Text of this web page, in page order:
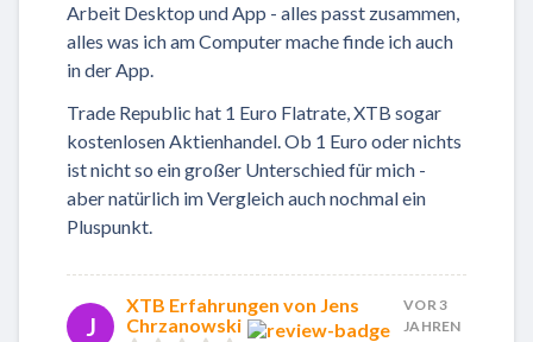
Arbeit Desktop und App - alles passt zusammen,
alles was ich am Computer mache finde ich auch
in der App.
Trade Republic hat 1 Euro Flatrate, XTB sogar
kostenlosen Aktienhandel. Ob 1 Euro oder nichts
ist nicht so ein großer Unterschied für mich -
aber natürlich im Vergleich auch nochmal ein
Pluspunkt.
J
XTB Erfahrungen von Jens
Chrzanowski
VOR 3
JAHREN